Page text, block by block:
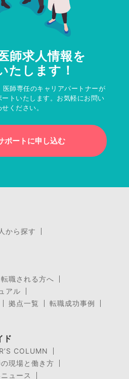
師求人情報を
たします！
医師専任のキャリアパートナーが
トいたします。お気軽にお問い
ください。
ポートに申し込む
から探す
職される方へ
アル
拠点一覧
転職成功事例
ド
COLUMN
現場と働き方
ュース